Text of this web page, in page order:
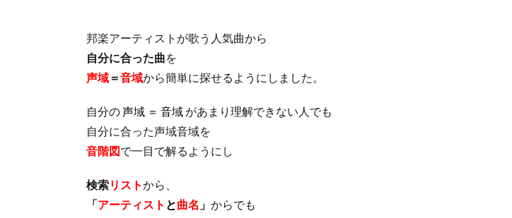
邦楽アーティストが歌う人気曲から
自分に合った曲を
声域＝音域から簡単に探せるようにしました。
自分の声域 ＝ 音域 があまり理解できない人でも
自分に合った声域音域を
音階図で一目で解るようにし
検索リストから、
「アーティスト と曲名 」 からでも